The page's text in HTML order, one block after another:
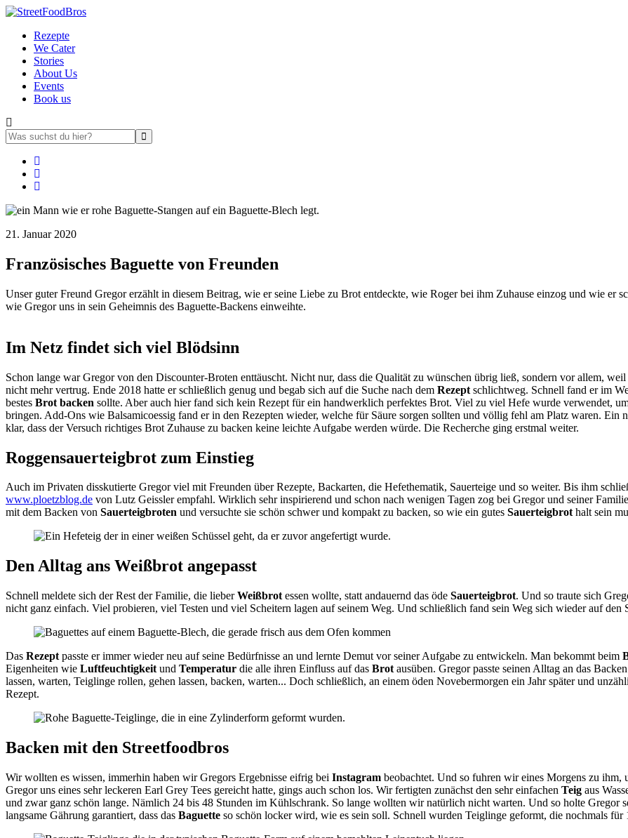
Skip
main
content
Rezepte
We Cater
Stories
About Us
Events
Book us
21. Januar 2020
Französisches Baguette von Freunden
Unser guter Freund Gregor erzählt in diesem Beitrag, wie er seine Liebe zu Brot entdeckte, wie Roger bei ihm Zuhause einzog und wie er
wie Gregor uns in sein Geheimnis des Baguette-Backens einweihte.
Im Netz findet sich viel Blödsinn
Schon lange war Gregor von den Discounter-Broten enttäuscht. Nicht nur, dass die Qualität zu wünschen übrig ließ, sondern vor allem,
nicht mehr vertrug. Ende 2018 hatte er schließlich genug und begab sich auf die Suche nach dem Rezept schlichtweg. Schnell fand er im
bestes Brot backen sollte. Aber auch hier fand sich kein Rezept für ein handwerklich perfektes Brot. Viel zu viel Hefe wurde verwendet,
bringen. Add-Ons wie Balsamicoessig fand er in den Rezepten wieder, welche für Säure sorgen sollten und völlig fehl am Platz waren.
klar, dass der Versuch richtiges Brot Zuhause zu backen keine leichte Aufgabe werden würde. Die Recherche ging erstmal weiter.
Roggensauerteigbrot zum Einstieg
Auch im Privaten disskutierte Gregor viel mit Freunden über Rezepte, Backarten, die Hefethematik, Sauerteige und so weiter. Bis ihm
www.ploetzblog.de von Lutz Geissler empfahl. Wirklich sehr inspirierend und schon nach wenigen Tagen zog bei Gregor und seiner
mit dem Backen von Sauerteigbroten und versuchte sie schön schwer und kompakt zu backen, so wie ein gutes Sauerteigbrothalt sein
Den Alltag ans Weißbrot angepasst
Schnell meldete sich der Rest der Familie, die lieberWeißbrot essen wollte, statt andauernd das öde Sauerteigbrot. Und so traute sich
nicht ganz einfach. Viel probieren, viel Testen und viel Scheitern lagen auf seinem Weg. Und schließlich fand sein Weg sich wieder auf den
Das Rezept passte er immer wieder neu auf seine Bedürfnisse an und lernte Demut vor seiner Aufgabe zu entwickeln. Man bekommt beim
Eigenheiten wie Luftfeuchtigkeit und Temperatur die alle ihren Einfluss auf das Brot ausüben. Gregor passte seinen Alltag an das
lassen, warten, Teiglinge rollen, gehen lassen, backen, warten... Doch schließlich, an einem öden Novebermorgen ein Jahr später und
Rezept.
Backen mit den Streetfoodbros
Wir wollten es wissen, immerhin haben wir Gregors Ergebnisse eifrig bei Instagram beobachtet. Und so fuhren wir eines Morgens zu ihm,
Gregor uns eines sehr leckeren Earl Grey Tees gereicht hatte, gings auch schon los. Wir fertigten zunächst den sehr einfachen Teig aus
und zwar ganz schön lange. Nämlich 24 bis 48 Stunden im Kühlschrank. So lange wollten wir natürlich nicht warten. Und so holte Gregor
langsame Gährung garantiert, dass das Baguette so schön locker wird, wie es sein soll. Schnell wurden Teiglinge geformt, die nochmals für